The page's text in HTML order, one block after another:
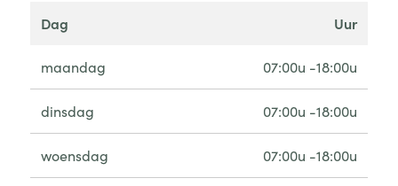
dag uur
maandag 07:00u -18:00u
dinsdag 07:00u -18:00u
woensdag 07:00u -18:00u